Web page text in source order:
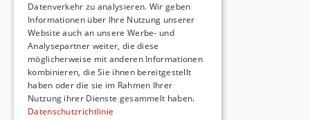
Datenverkehr zu analysieren. Wir geben
Informationen über Ihre Nutzung unserer
Website auch an unsere Werbe- und
Analysepartner weiter, die diese
möglicherweise mit anderen Informationen
kombinieren, die Sie ihnen bereitgestellt
haben oder die sie im Rahmen Ihrer
Nutzung ihrer Dienste gesammelt haben.
Datenschutzrichtlinie